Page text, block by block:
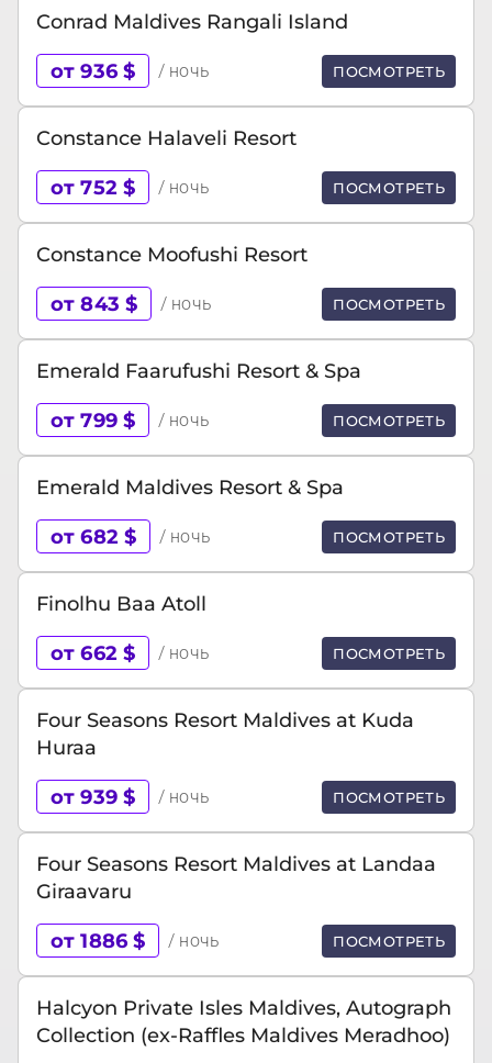
Conrad Maldives Rangali Island
от 936 $ / ночь ПОСМОТРЕТЬ
Constance Halaveli Resort
от 752 $ / ночь ПОСМОТРЕТЬ
Constance Moofushi Resort
от 843 $ / ночь ПОСМОТРЕТЬ
Emerald Faarufushi Resort & Spa
от 799 $ / ночь ПОСМОТРЕТЬ
Emerald Maldives Resort & Spa
от 682 $ / ночь ПОСМОТРЕТЬ
Finolhu Baa Atoll
от 662 $ / ночь ПОСМОТРЕТЬ
Four Seasons Resort Maldives at Kuda
Huraa
от 939 $ / ночь ПОСМОТРЕТЬ
Four Seasons Resort Maldives at Landaa
Giraavaru
от 1886 $ / ночь ПОСМОТРЕТЬ
Halcyon Private Isles Maldives, Autograph
Collection (ex-Raffles Maldives Meradhoo)